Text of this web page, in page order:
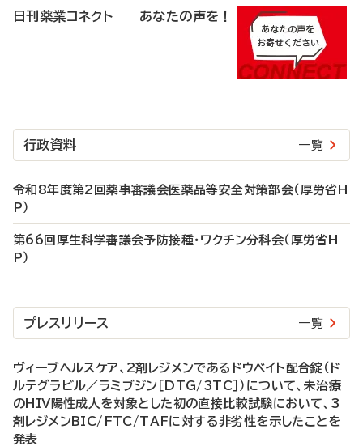
日刊薬業コネクト あなたの声を！
行政資料 一覧
令和8年度第2回薬事審議会医薬品等安全対策部会（厚労省H
P）
第66回厚生科学審議会予防接種・ワクチン分科会（厚労省H
P）
プレスリリース 一覧
ヴィーブヘルスケア、2剤レジメンであるドウベイト配合錠（ド
ルテグラビル／ラミブジン［DTG/3TC］）について、未治療
のHIV陽性成人を対象とした初の直接比較試験において、3
剤レジメンBIC/FTC/TAFに対する非劣性を示したことを
発表